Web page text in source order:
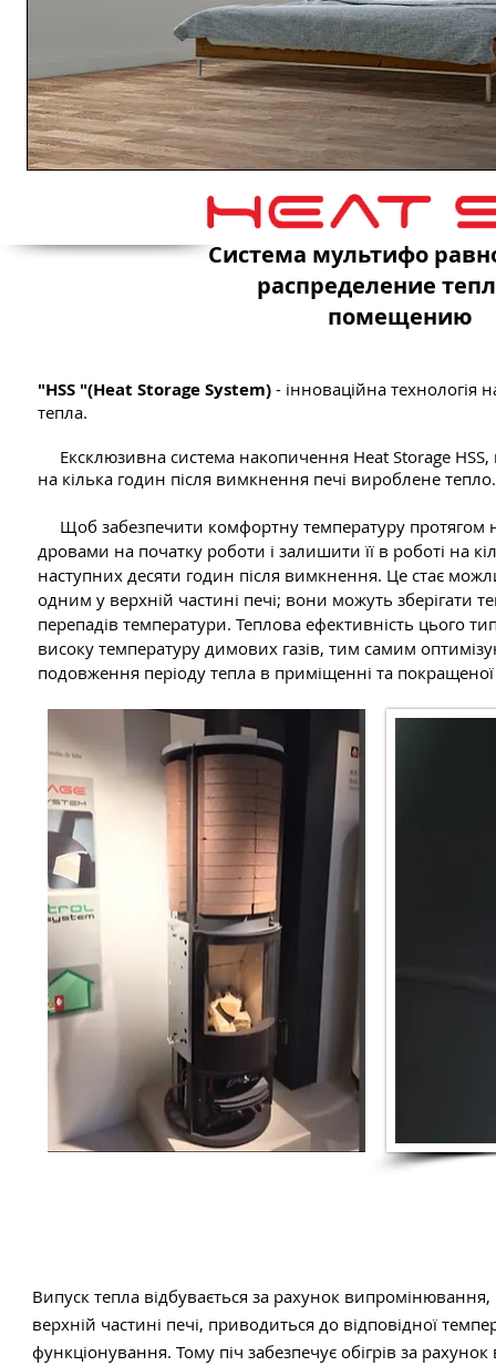
Система мультифо
распределение
помещению
"HSS "(Heat Storage System) - інноваційна
тепла.
Ексклюзивна система накопичення Heat Storage
на кілька годин після вимкнення печі вироблене тепло.
Щоб забезпечити комфортну температуру протягом
дровами на початку роботи і залишити її в роботі на
наступних десяти годин після вимкнення. Це стає
одним у верхній частині печі; вони можуть зберігати
перепадів температури. Теплова ефективність цього
високу температуру димових газів, тим самим
подовження періоду тепла в приміщенні та покращеної
Випуск тепла відбувається за рахунок
верхній частині печі, приводиться до відповідної
функціонування. Тому піч забезпечує обігрів за